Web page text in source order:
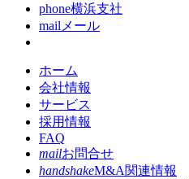
phone横浜支社
mail メール
ホーム
会社情報
サービス
採用情報
FAQ
mailお問合せ
handshakeM&A関連情報